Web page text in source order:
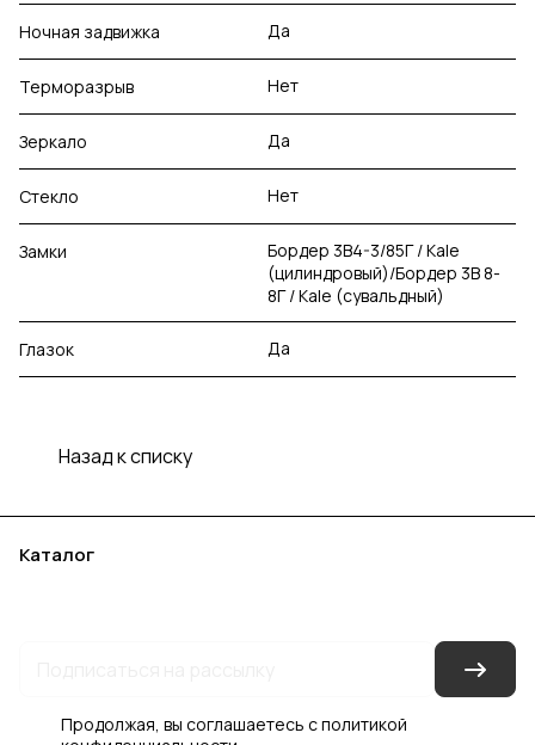
Ночная задвижка Да
Терморазрыв Нет
Зеркало Да
Стекло Нет
Замки
Бордер 3В4-3/85Г / Kale
(цилиндровый)/Бордер 3В 8-
8Г / Kale (сувальдный)
Глазок Да
Назад к списку
Каталог
Продолжая, вы соглашаетесь сполитикой